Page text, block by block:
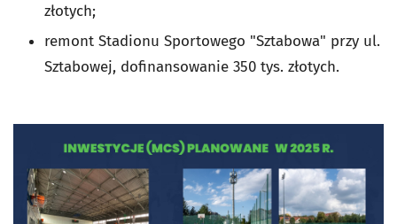
złotych;
remont Stadionu Sportowego "Sztabowa" przy ul.
Sztabowej, dofinansowanie 350 tys. złotych.